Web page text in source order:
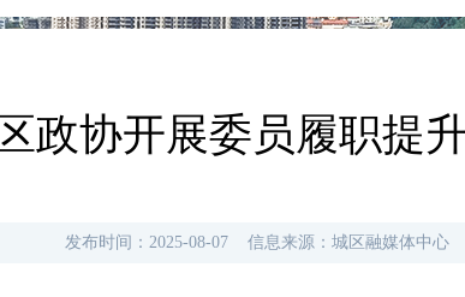
区政协开展委员履职提
发布时间： 2025-08-07 信息来源： 城区融媒体中心